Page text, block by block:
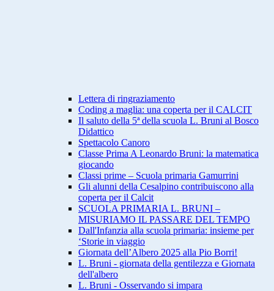
Lettera di ringraziamento
Coding a maglia: una coperta per il CALCIT
Il saluto della 5ª della scuola L. Bruni al Bosco
Didattico
Spettacolo Canoro
Classe Prima A Leonardo Bruni: la matematica
giocando
Classi prime – Scuola primaria Gamurrini
Gli alunni della Cesalpino contribuiscono alla
coperta per il Calcit
SCUOLA PRIMARIA L. BRUNI –
MISURIAMO IL PASSARE DEL TEMPO
Dall'Infanzia alla scuola primaria: insieme per
‘Storie in viaggio
Giornata dell’Albero 2025 alla Pio Borri!
L. Bruni - giornata della gentilezza e Giornata
dell'albero
L. Bruni - Osservando si impara